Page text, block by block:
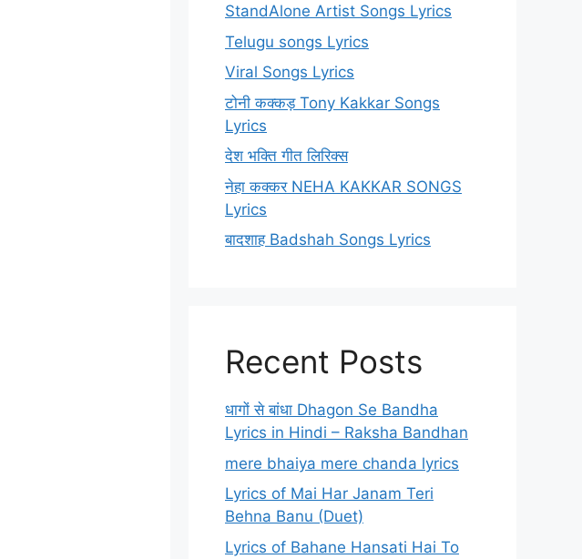
StandAlone Artist Songs Lyrics
Telugu songs Lyrics
Viral Songs Lyrics
टोनी कक्कड़ Tony Kakkar Songs
Lyrics
देश भक्ति गीत लिरिक्स
नेहा कक्कर NEHA KAKKAR SONGS
Lyrics
बादशाह Badshah Songs Lyrics
Recent Posts
धागों से बांधा Dhagon Se Bandha
Lyrics in Hindi – Raksha Bandhan
mere bhaiya mere chanda lyrics
Lyrics of Mai Har Janam Teri
Behna Banu (Duet)
Lyrics of Bahane Hansati Hai To